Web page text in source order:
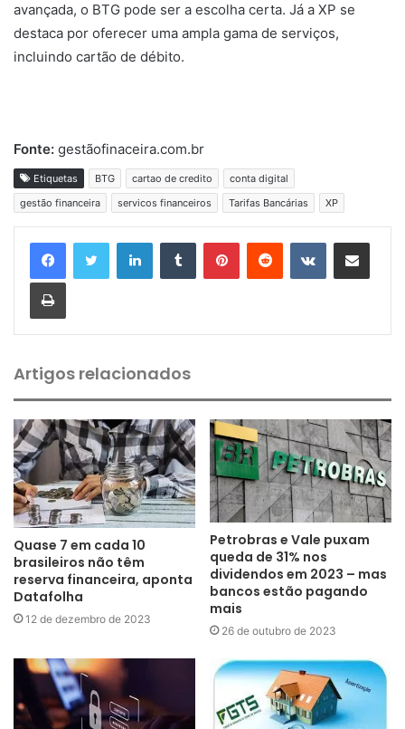
avançada, o BTG pode ser a escolha certa. Já a XP se
destaca por oferecer uma ampla gama de serviços,
incluindo cartão de débito.
Fonte: gestãofinaceira.com.br
Etiquetas BTG cartao de credito
conta digital
gestão financeira
servicos financeiros Tarifas Bancárias XP
Artigos relacionados
Quase 7 em cada 10
brasileiros não têm
reserva financeira, aponta
Datafolha
12 de dezembro de 2023
Petrobras e Vale puxam
queda de 31% nos
dividendos em 2023 – mas
bancos estão pagando
mais
26 de outubro de 2023